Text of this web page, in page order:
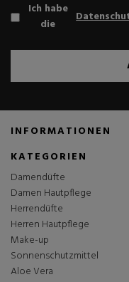
Ich habe
die
INFORMATIONEN
KATEGORIEN
Damendüfte
Damen Hautpflege
Herrendüfte
Herren Hautpflege
Make-up
Sonnenschutzmittel
Aloe Vera